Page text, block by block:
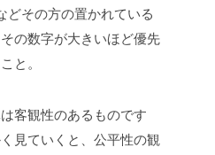
どその方の置かれている
の数字が大きいほど優先
と。
客観性のあるものです
見ていくと、公平性の観